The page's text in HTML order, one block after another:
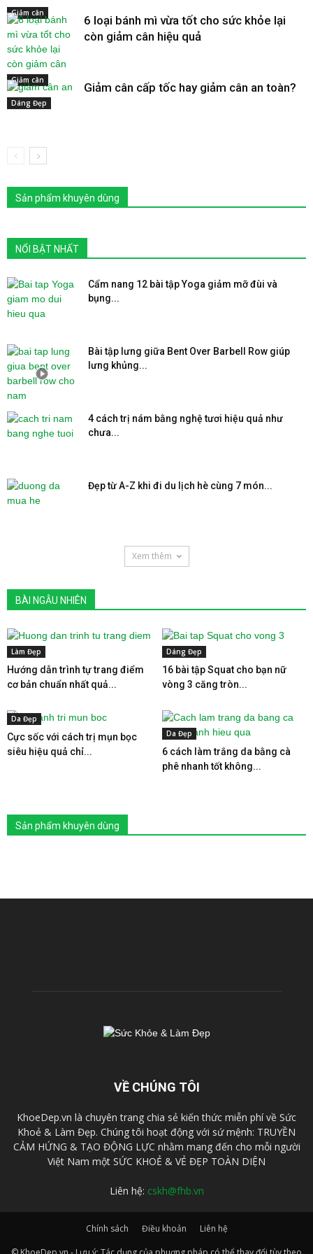
Giảm cân
Giảm cân
6 loại bánh mì vừa tốt cho sức khỏe lại
còn giảm cân hiệu quả
Dáng Đẹp
Giảm cân cấp tốc hay giảm cân an toàn?
Sản phẩm khuyên dùng
NỔI BẬT NHẤT
Cẩm nang 12 bài tập Yoga giảm mỡ đùi và
bụng...
Bài tập lưng giữa Bent Over Barbell Row giúp
lưng khủng...
4 cách trị nám bằng nghệ tươi hiệu quả như
chưa...
Đẹp từ A-Z khi đi du lịch hè cùng 7 món...
Xem thêm
BÀI NGẪU NHIÊN
Làm Đẹp
Hướng dẫn trình tự trang điểm
cơ bản chuẩn nhất quả...
Dáng Đẹp
16 bài tập Squat cho bạn nữ
vòng 3 căng tròn...
Da Đẹp
Cực sốc với cách trị mụn bọc
siêu hiệu quả chỉ...
Da Đẹp
6 cách làm trắng da bằng cà
phê nhanh tốt không...
Sản phẩm khuyên dùng
VỀ CHÚNG TÔI
KhoeDep.vn là chuyên trang chia sẻ kiến thức miễn phí về Sức
Khoẻ & Làm Đẹp. Chúng tôi hoạt động với sứ mệnh: TRUYỀN
CẢM HỨNG & TẠO ĐỘNG LỰC nhằm mang đến cho mỗi người
Việt Nam một SỨC KHOẺ & VẺ ĐẸP TOÀN DIỆN
Liên hệ: cskh@fhb.vn
Chính sách Điều khoản
Liên hệ